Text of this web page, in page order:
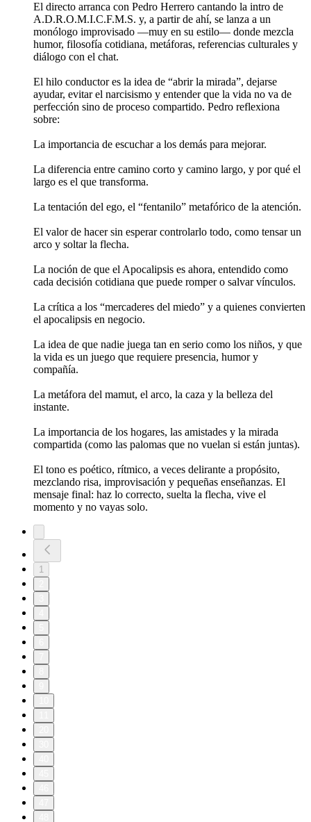
El directo arranca con Pedro Herrero cantando la intro de
A.D.R.O.M.I.C.F.M.S. y, a partir de ahí, se lanza a un
monólogo improvisado —muy en su estilo— donde mezcla
humor, filosofía cotidiana, metáforas, referencias culturales y
diálogo con el chat.
El hilo conductor es la idea de “abrir la mirada”, dejarse
ayudar, evitar el narcisismo y entender que la vida no va de
perfección sino de proceso compartido. Pedro reflexiona
sobre:
La importancia de escuchar a los demás para mejorar.
La diferencia entre camino corto y camino largo, y por qué el
largo es el que transforma.
La tentación del ego, el “fentanilo” metafórico de la atención.
El valor de hacer sin esperar controlarlo todo, como tensar un
arco y soltar la flecha.
La noción de que el Apocalipsis es ahora, entendido como
cada decisión cotidiana que puede romper o salvar vínculos.
La crítica a los “mercaderes del miedo” y a quienes convierten
el apocalipsis en negocio.
La idea de que nadie juega tan en serio como los niños, y que
la vida es un juego que requiere presencia, humor y
compañía.
La metáfora del mamut, el arco, la caza y la belleza del
instante.
La importancia de los hogares, las amistades y la mirada
compartida (como las palomas que no vuelan si están juntas).
El tono es poético, rítmico, a veces delirante a propósito,
mezclando risa, improvisación y pequeñas enseñanzas. El
mensaje final: haz lo correcto, suelta la flecha, vive el
momento y no vayas solo.
1